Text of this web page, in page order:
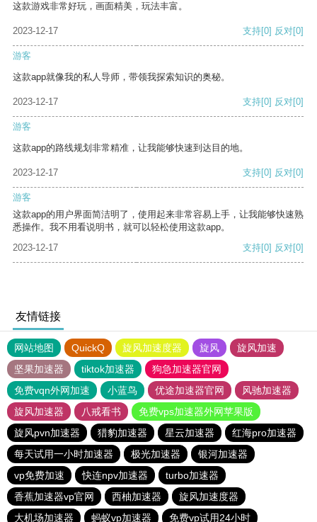
这款游戏非常好玩，画面精美，玩法丰富。
2023-12-17 支持[0] 反对[0]
游客
这款app就像我的私人导师，带领我探索知识的奥秘。
2023-12-17 支持[0] 反对[0]
游客
这款app的路线规划非常精准，让我能够快速到达目的地。
2023-12-17 支持[0] 反对[0]
游客
这款app的用户界面简洁明了，使用起来非常容易上手，让我能够快速熟
悉操作。我不用看说明书，就可以轻松使用这款app。
2023-12-17
支持[0] 反对[0]
友情链接
网站地图 QuickQ 旋风加速度器 旋风
旋风加速
坚果加速器
tiktok加速器
狗急加速器官网
免费vqn外网加速
小蓝鸟 优途加速器官网
风驰加速器
旋风加速器
八戒看书
免费vps加速器外网苹果版
旋风pvn加速器
猎豹加速器 星云加速器
红海pro加速器
每天试用一小时加速器
极光加速器
银河加速器
vp免费加速
快连npv加速器
turbo加速器
香蕉加速器vp官网
西柚加速器
旋风加速度器
大机场加速器
蚂蚁vp加速器 免费vp试用24小时